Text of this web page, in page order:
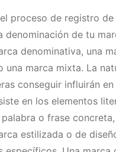
proceso de registro
denominación de tu
denominativa, una
una marca mixta. La
conseguir influirán
en los elementos
o frase
estilizada o de